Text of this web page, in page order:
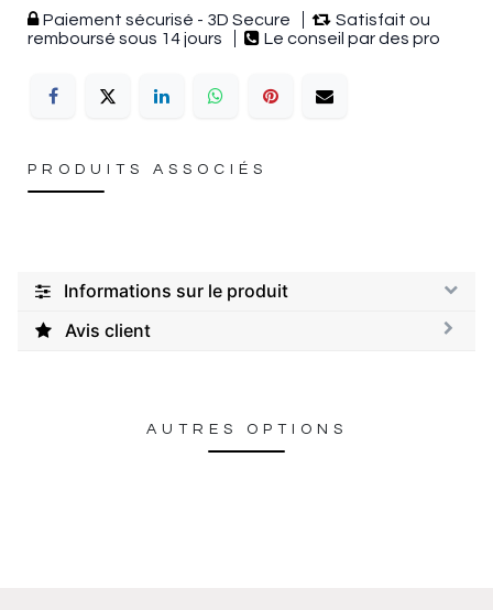
Paiement sécurisé - 3D Secure
Satisfait ou
remboursé sous 14 jours
Le conseil par des pro
PRODUITS ASSOCIÉS
Informations sur le produit
Avis client
AUTRES OPTIONS